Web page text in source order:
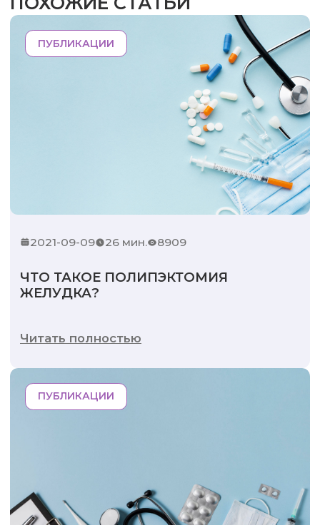
ПУБЛИКАЦИИ
2021-09-09 26 мин. 8909
ЧТО ТАКОЕ ПОЛИПЭКТОМИЯ
ЖЕЛУДКА?
Читать полностью
ПУБЛИКАЦИИ